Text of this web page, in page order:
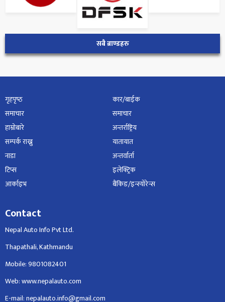
सबै ब्राण्डहरु
गृहपृष्‍ठ
समाचार
हाम्रोबारे
सम्पर्क राख्नु
नाडा
टिप्स
आर्काइभ
कार/बाईक
समाचार
अन्तर्राष्ट्रिय
यातायात
अन्तर्वार्ता
इलेक्ट्रिक
बैंकिङ/इन्स्योरेन्स
Contact
Nepal Auto Info Pvt Ltd.
Thapathali, Kathmandu
Mobile: 9801082401
Web: www.nepalauto.com
E-mail: nepalauto.info@gmail.com